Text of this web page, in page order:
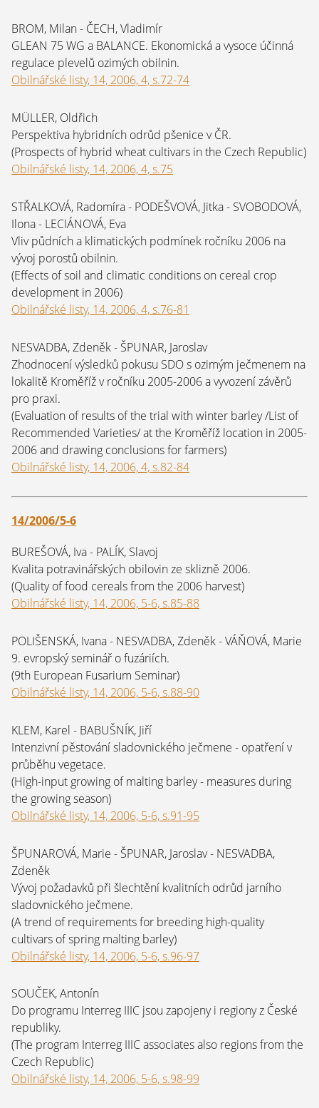
BROM, Milan - ČECH, Vladimír
GLEAN 75 WG a BALANCE. Ekonomická a vysoce účinná
regulace plevelů ozimých obilnin.
Obilnářské listy, 14, 2006, 4, s.72-74
MÜLLER, Oldřich
Perspektiva hybridních odrůd pšenice v ČR.
(Prospects of hybrid wheat cultivars in the Czech Republic)
Obilnářské listy, 14, 2006, 4, s.75
STŘALKOVÁ, Radomíra - PODEŠVOVÁ, Jitka - SVOBODOVÁ,
Ilona - LECIÁNOVÁ, Eva
Vliv půdních a klimatických podmínek ročníku 2006 na
vývoj porostů obilnin.
(Effects of soil and climatic conditions on cereal crop
development in 2006)
Obilnářské listy, 14, 2006, 4, s.76-81
NESVADBA, Zdeněk - ŠPUNAR, Jaroslav
Zhodnocení výsledků pokusu SDO s ozimým ječmenem na
lokalitě Kroměříž v ročníku 2005-2006 a vyvození závěrů
pro praxi.
(Evaluation of results of the trial with winter barley /List of
Recommended Varieties/ at the Kroměříž location in 2005-
2006 and drawing conclusions for farmers)
Obilnářské listy, 14, 2006, 4, s.82-84
14/2006/5-6
BUREŠOVÁ, Iva - PALÍK, Slavoj
Kvalita potravinářských obilovin ze sklizně 2006.
(Quality of food cereals from the 2006 harvest)
Obilnářské listy, 14, 2006, 5-6, s.85-88
POLIŠENSKÁ, Ivana - NESVADBA, Zdeněk - VÁŇOVÁ, Marie
9. evropský seminář o fuzáriích.
(9th European Fusarium Seminar)
Obilnářské listy, 14, 2006, 5-6, s.88-90
KLEM, Karel - BABUŠNÍK, Jiří
Intenzivní pěstování sladovnického ječmene - opatření v
průběhu vegetace.
(High-input growing of malting barley - measures during
the growing season)
Obilnářské listy, 14, 2006, 5-6, s.91-95
ŠPUNAROVÁ, Marie - ŠPUNAR, Jaroslav - NESVADBA,
Zdeněk
Vývoj požadavků při šlechtění kvalitních odrůd jarního
sladovnického ječmene.
(A trend of requirements for breeding high-quality
cultivars of spring malting barley)
Obilnářské listy, 14, 2006, 5-6, s.96-97
SOUČEK, Antonín
Do programu Interreg IIIC jsou zapojeny i regiony z České
republiky.
(The program Interreg IIIC associates also regions from the
Czech Republic)
Obilnářské listy, 14, 2006, 5-6, s.98-99